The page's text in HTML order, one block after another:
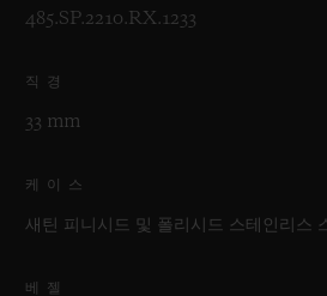
485.SP.2210.RX.1233
직경
33 mm
케이스
새틴 피니시드 및 폴리시드 스테인리스
베젤